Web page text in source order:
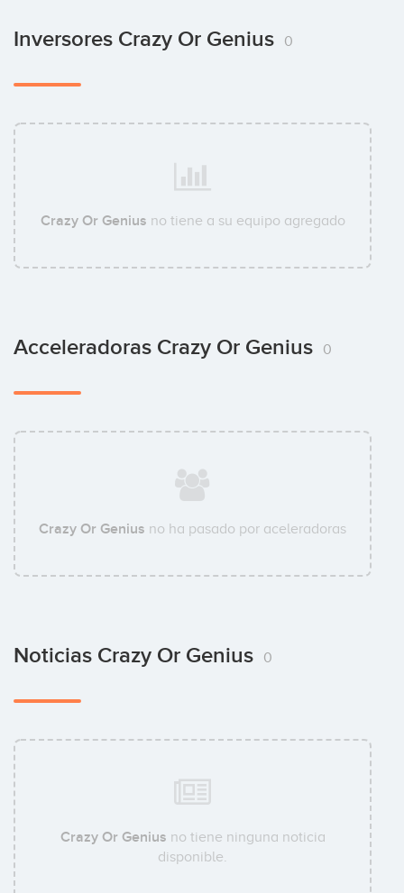
Inversores Crazy Or Genius 0
Crazy Or Genius no tiene a su equipo agregado
Acceleradoras Crazy Or Genius 0
Crazy Or Genius no ha pasado por aceleradoras
Noticias Crazy Or Genius 0
Crazy Or Genius no tiene ninguna noticia
disponible.